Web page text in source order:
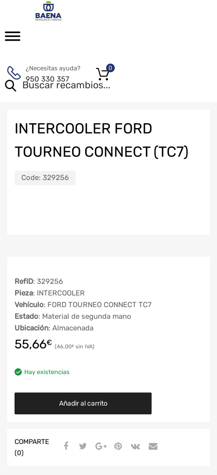
¿Necesitas ayuda?
950 330 357
0
INTERCOOLER FORD
TOURNEO CONNECT (TC7)
Code: 329256
RefID: 329256
Pieza: INTERCOOLER
Vehículo: FORD TOURNEO CONNECT TC7
Estado: Material de segunda mano
Ubicación: Almacenada
55,66€ 46,00€
Hay existencias
Añadir al carrito
COMPARTE
(0)